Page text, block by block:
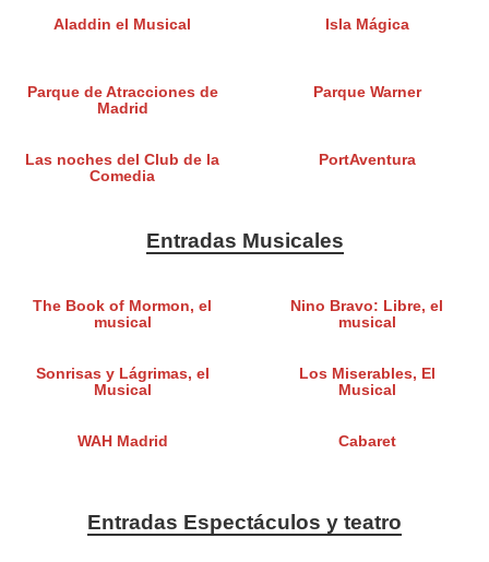
Aladdin el Musical Isla Mágica
Parque de Atracciones de
Madrid
Parque Warner
Las noches del Club de la
Comedia
PortAventura
Entradas Musicales
The Book of Mormon, el
musical
Nino Bravo: Libre, el
musical
Sonrisas y Lágrimas, el
Musical
Los Miserables, El
Musical
WAH Madrid Cabaret
Entradas Espectáculos y teatro